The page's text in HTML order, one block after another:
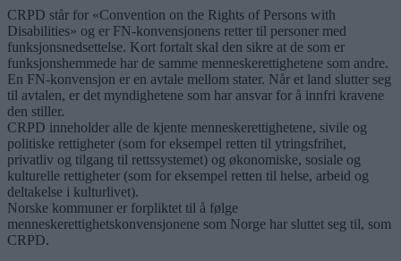
CRPD står for «Convention on the Rights of Persons with
Disabilities» og er FN-konvensjonens retter til personer med
funksjonsnedsettelse. Kort fortalt skal den sikre at de som er
funksjonshemmede har de samme menneskerettighetene som andre.
En FN-konvensjon er en avtale mellom stater. Når et land slutter seg
til avtalen, er det myndighetene som har ansvar for å innfri kravene
den stiller.
CRPD inneholder alle de kjente menneskerettighetene, sivile og
politiske rettigheter (som for eksempel retten til ytringsfrihet,
privatliv og tilgang til rettssystemet) og økonomiske, sosiale og
kulturelle rettigheter (som for eksempel retten til helse, arbeid og
deltakelse i kulturlivet).
Norske kommuner er forpliktet til å følge
menneskerettighetskonvensjonene som Norge har sluttet seg til, som
CRPD.